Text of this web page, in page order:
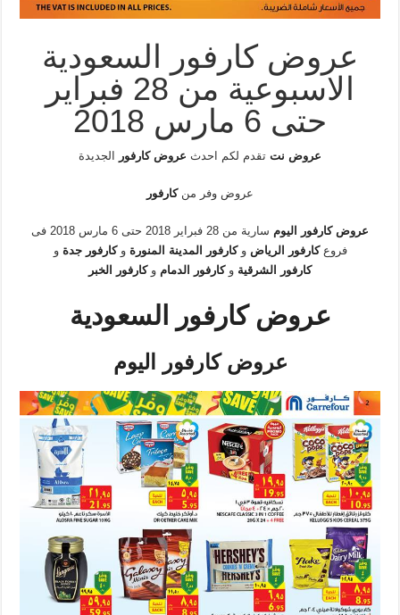
عروض كارفور السعودية
الاسبوعية من 28 فبراير
حتى 6 مارس 2018
عروض نتتقدم لكم احدث عروض كارفور الجديدة
عروض وفر من كارفور
عروض كارفور اليوم
سارية من 28 فبراير 2018 حتى 6 مارس 2018 فى
فروع كارفور الرياض وكارفور المدينة المنورة و كارفور جدةو
كارفور الشرقيةو كارفور الدمامو كارفور الخبر
عروض كارفور السعودية
عروض كارفور اليوم